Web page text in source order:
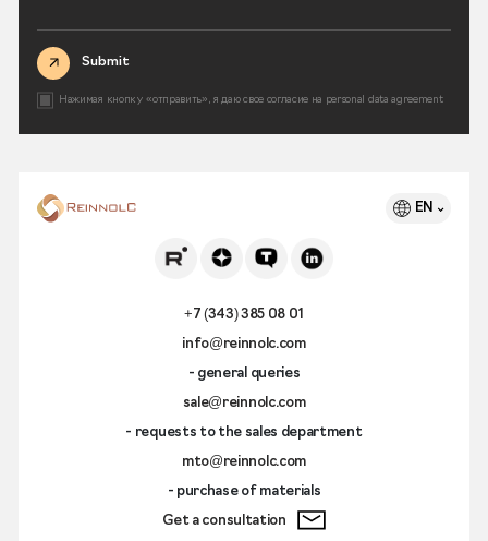
Submit
Нажимая кнопку «отправить», я даю свое согласие на personal data agreement
EN
+7 (343) 385 08 01
info@reinnolc.com
- general queries
sale@reinnolc.com
- requests to the sales department
mto@reinnolc.com
- purchase of materials
Get a consultation